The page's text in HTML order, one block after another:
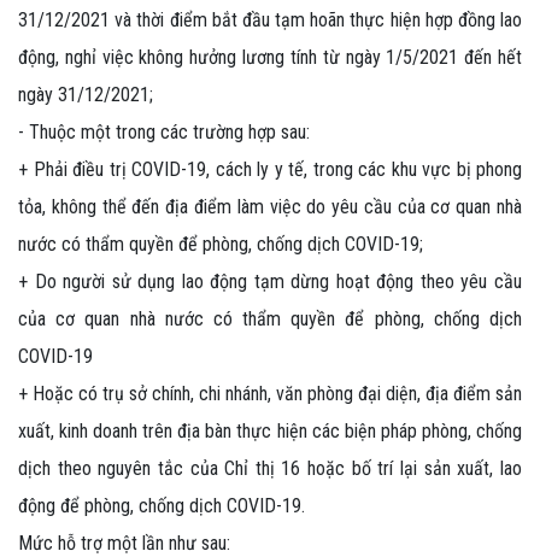
31/12/2021 và thời điểm bắt đầu tạm hoãn thực hiện hợp đồng lao
động, nghỉ việc không hưởng lương tính từ ngày 1/5/2021 đến hết
ngày 31/12/2021;
- Thuộc một trong các trường hợp sau:
+ Phải điều trị COVID-19, cách ly y tế, trong các khu vực bị phong
tỏa, không thể đến địa điểm làm việc do yêu cầu của cơ quan nhà
nước có thẩm quyền để phòng, chống dịch COVID-19;
+ Do người sử dụng lao động tạm dừng hoạt động theo yêu cầu
của cơ quan nhà nước có thẩm quyền để phòng, chống dịch
COVID-19
+ Hoặc có trụ sở chính, chi nhánh, văn phòng đại diện, địa điểm sản
xuất, kinh doanh trên địa bàn thực hiện các biện pháp phòng, chống
dịch theo nguyên tắc của Chỉ thị 16 hoặc bố trí lại sản xuất, lao
động để phòng, chống dịch COVID-19.
Mức hỗ trợ một lần như sau: